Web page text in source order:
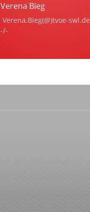
Verena Bieg
Verena.Bieg(@)tvoe-swl.de
-/-